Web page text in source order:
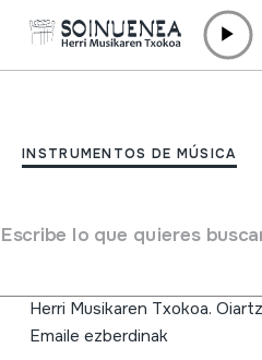
INSTRUMENTOS DE MÚSICA
Escribe lo que quieres
HM Eskola
Oiartzun.
Herri Musikaren Txokoa.
Emaile ezberdinak